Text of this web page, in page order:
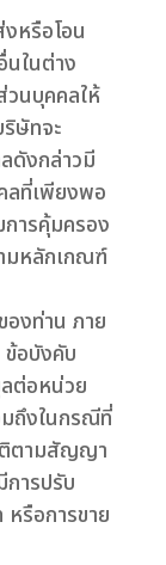
หรือโอน
ในต่าง
วนบุคคลให้
ษัทจะ
ดังกล่าวมี
ลที่เพียงพอ
ารคุ้มครอง
มหลักเกณฑ์
งท่าน ภาย
อบังคับ
ต่อหน่วย
ถึงในกรณีที่
ติตามสัญญา
ารปรับ
รือการขาย